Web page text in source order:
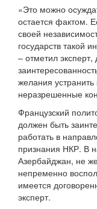
«Это можно
остается фактом.
своей
государств такой
– отметил эксперт,
желания
неразрешенные
Французский
должен быть
работать в
признания НКР. В
Азербайджан, не
непременно
имеется
эксперт.